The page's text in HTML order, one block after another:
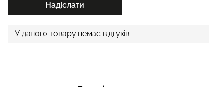
Надіслати
У даного товару немає відгуків